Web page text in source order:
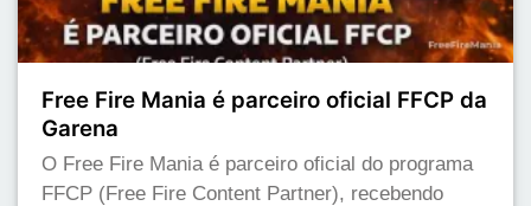
Free Fire Mania é parceiro oficial FFCP da
Garena
O Free Fire Mania é parceiro oficial do programa
FFCP (Free Fire Content Partner), recebendo